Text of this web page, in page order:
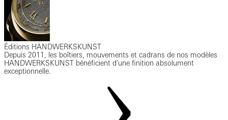
Éditions HANDWERKSKUNST
Depuis 2011, les boîtiers, mouvements et cadrans de nos modèles
HANDWERKSKUNST bénéficient d'une finition absolument
exceptionnelle.